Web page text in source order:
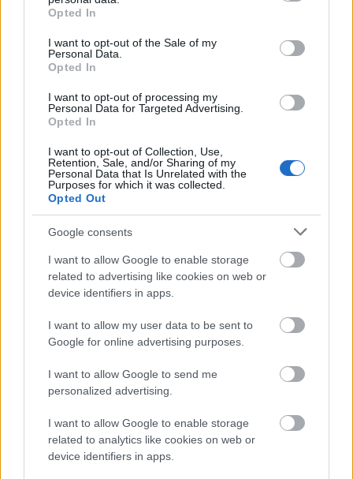
grant or deny consent to Google and its third-party tags to
use your data for below specified purposes in below Google
consent section.
Opted In
I want to opt-out of the Sale of my
Personal Data.
Opted In
I want to opt-out of processing my
Personal Data for Targeted Advertising.
Opted In
I want to opt-out of Collection, Use,
Retention, Sale, and/or Sharing of my
Personal Data that Is Unrelated with the
Purposes for which it was collected.
Opted Out
Google consents
I want to allow Google to enable storage
related to advertising like cookies on web or
device identifiers in apps.
I want to allow my user data to be sent to
Google for online advertising purposes.
I want to allow Google to send me
personalized advertising.
I want to allow Google to enable storage
related to analytics like cookies on web or
device identifiers in apps.
Nagyon úgy fest, hogy még
augusztus 20-án se lesznek hírek az
M1-en
2026. július 31.
Addig marad a Linda, a Kisváros meg a Patika...